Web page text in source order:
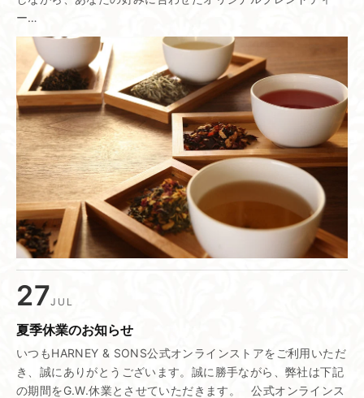
ー…
27JUL
夏季休業の​お知らせ
いつもHARNEY & SONS公式オンラインストアをご利用いただ
き、誠にありがとうございます。誠に勝手ながら、弊社は下記
の期間をG.W.休業とさせていただきます。 公式オンラインス